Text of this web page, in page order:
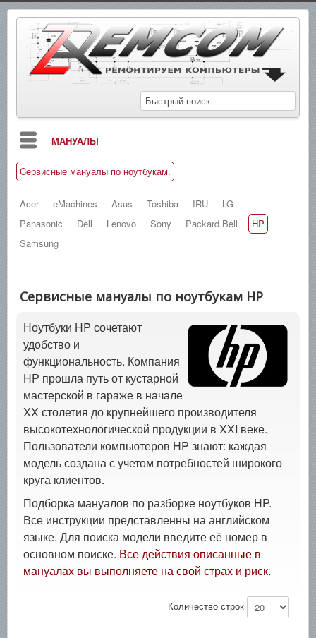
МАНУАЛЫ
БЛОГ
СХЕМЫ
СПРАВОЧНИКИ
ПОИСК
Cервисные мануалы по ноутбукам.
Acer eMachines Asus Toshiba IRU
LG
Panasonic
Dell Lenovo Sony Packard Bell
HP
Samsung
Cервисные мануалы по ноутбукам HP
Ноутбуки HP сочетают
удобство и
функциональность. Компания
HP прошла путь от кустарной
мастерской в гараже в начале
XX столетия до крупнейшего производителя
высокотехнологической продукции в XXI веке.
Пользователи компьютеров HP знают: каждая
модель создана с учетом потребностей широкого
круга клиентов.
Подборка мануалов по разборке ноутбуков HP.
Все инструкции представленны на английском
языке. Для поиска модели введите её номер в
основном поиске. Все действия описанные в
мануалах вы выполняете на свой страх и риск.
Количество строк